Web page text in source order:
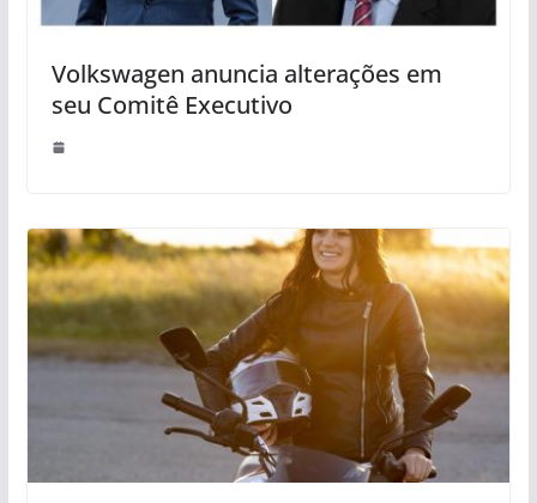
Volkswagen anuncia alterações em
seu Comitê Executivo